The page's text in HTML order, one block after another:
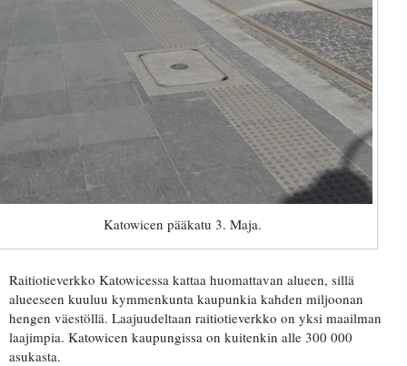
Katowicen pääkatu 3. Maja.
Raitiotieverkko Katowicessa kattaa huomattavan alueen, sillä
alueeseen kuuluu kymmenkunta kaupunkia kahden miljoonan
hengen väestöllä. Laajuudeltaan raitiotieverkko on yksi maailman
laajimpia. Katowicen kaupungissa on kuitenkin alle 300 000
asukasta.